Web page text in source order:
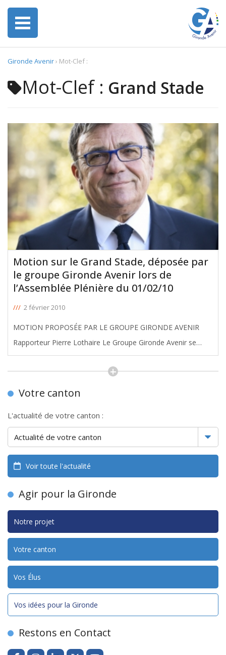
Gironde Avenir› Mot-Clef :
Mot-Clef : Grand Stade
Motion sur le Grand Stade, déposée par
le groupe Gironde Avenir lors de
l’Assemblée Plénière du 01/02/10
/// 2 février 2010
MOTION PROPOSÉE PAR LE GROUPE GIRONDE AVENIR
Rapporteur Pierre Lothaire Le Groupe Gironde Avenir se
déclare favorable à la construction d'un nouveau stade à
Bordeaux. Un tel équipement ne peut que contribuer au
rayonnement sportif de
Votre canton
L'actualité de votre canton :
Voir toute l'actualité
Agir pour la Gironde
Notre projet
Votre canton
Vos Élus
Vos idées pour la Gironde
Restons en Contact